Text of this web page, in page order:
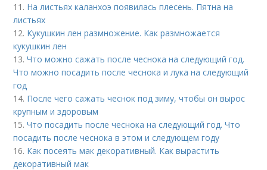
11. На листьях каланхоэ появилась плесень. Пятна на
листьях
12. Кукушкин лен размножение. Как размножается
кукушкин лен
13.Что можно сажать после чеснока на следующий год.
Что можно посадить после чеснока и лука на следующий
год
14. После чего сажать чеснок под зиму, чтобы он вырос
крупным и здоровым
15.Что посадить после чеснока на следующий год. Что
посадить после чеснока в этом и следующем году
16. Как посеять мак декоративный. Как вырастить
декоративный мак